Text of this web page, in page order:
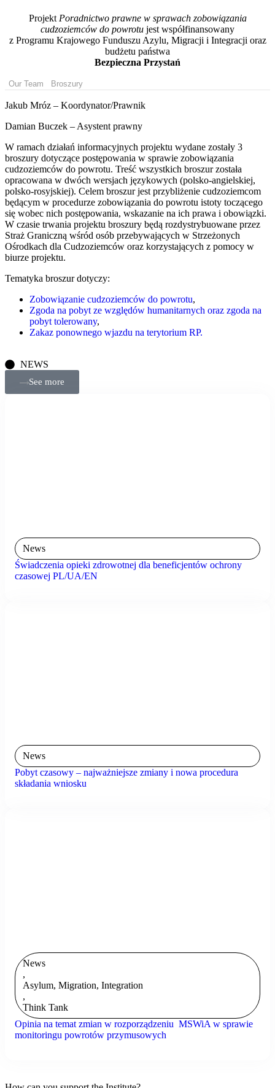
Projekt Poradnictwo prawne w sprawach zobowiązania
cudzoziemców do powrotu jest współfinansowany
z Programu Krajowego Funduszu Azylu, Migracji i Integracji oraz
budżetu państwa
Bezpieczna Przystań
Our Team Broszury
Jakub Mróz – Koordynator/Prawnik
Damian Buczek – Asystent prawny
W ramach działań informacyjnych projektu wydane zostały 3
broszury dotyczące postępowania w sprawie zobowiązania
cudzoziemców do powrotu. Treść wszystkich broszur została
opracowana w dwóch wersjach językowych (polsko-angielskiej,
polsko-rosyjskiej). Celem broszur jest przybliżenie cudzoziemcom
będącym w procedurze zobowiązania do powrotu istoty toczącego
się wobec nich postępowania, wskazanie na ich prawa i obowiązki.
W czasie trwania projektu broszury będą rozdystrybuowane przez
Straż Graniczną wśród osób przebywających w Strzeżonych
Ośrodkach dla Cudzoziemców oraz korzystających z pomocy w
biurze projektu.
Tematyka broszur dotyczy:
Zobowiązanie cudzoziemców do powrotu,
Zgoda na pobyt ze względów humanitarnych oraz zgoda na
pobyt tolerowany,
Zakaz ponownego wjazdu na terytorium RP.
NEWS
See more
News
Świadczenia opieki zdrowotnej dla beneficjentów ochrony
czasowej PL/UA/EN
News
Pobyt czasowy – najważniejsze zmiany i nowa procedura
składania wniosku
News
,
Asylum, Migration, Integration
,
Think Tank
Opinia na temat zmian w rozporządzeniu MSWiA w sprawie
monitoringu powrotów przymusowych